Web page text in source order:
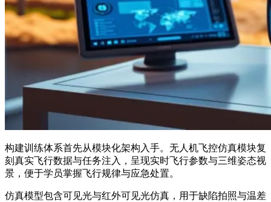
构建训练体系首先从模块化架构入手。无人机飞控仿真模块复
刻真实飞行数据与任务注入，呈现实时飞行参数与三维姿态视
景，便于学员掌握飞行规律与应急处置。
仿真模型包含可见光与红外可见光仿真，用于缺陷拍照与温差